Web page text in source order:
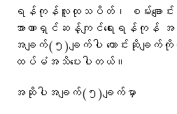
ရန်ကုန်လူထုသပိတ်၊ စမ်းချေ
အာဏာရှင်ဆန့်ကျင်ရေးရန်ကုန်
အချက်(၅)ချက်ပါ​ ​တောင်းဆိုချက်ကို
ထပ်မံအသိ​ပေးပါတယ်။
အဆိုပါအချက်(၅)ချက်မှာ